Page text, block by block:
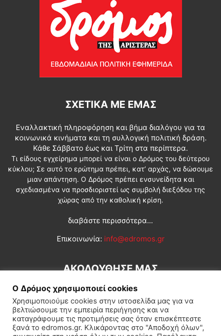
ΣΧΕΤΙΚΆ ΜΕ ΕΜΆΣ
Εναλλακτική πληροφόρηση και βήμα διαλόγου για τα
κοινωνικά κινήματα και τη συλλογική πολιτική δράση.
Κάθε Σάββατο έως και Τρίτη στα περίπτερα.
Τι είδους εγχείρημα μπορεί να είναι ο Δρόμος του δεύτερου
κύκλου; Σε αυτό το ερώτημα πρέπει, κατ’ αρχάς, να δώσουμε
μιαν απάντηση. Ο Δρόμος πρέπει ενσυνείδητα και
σχεδιασμένα να προσδιοριστεί ως συμβολή διεξόδου της
χώρας από την καθολική κρίση.
διαβάστε περισσότερα...
Επικοινωνία: info@edromos.gr
ΑΚΟΛΟΥΘΗΣΕ ΜΑΣ
Ο Δρόμος χρησιμοποιεί cookies
Χρησιμοποιούμε cookies στην ιστοσελίδα μας για να
βελτιώσουμε την εμπειρία περιήγησης και να
καταγράφουμε τις προτιμήσεις σας όταν επισκέπτεστε
ξανά το edromos.gr. Κλικάροντας στο "Αποδοχή όλων",